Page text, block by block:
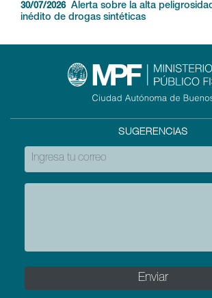
30/07/2026
Alerta sobre la alta
inédito de drogas sintéticas
SUGERENCIAS